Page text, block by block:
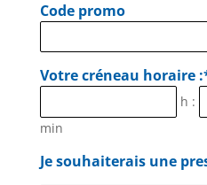
Code promo
Votre créneau horaire
h :
min
Je souhaiterais une